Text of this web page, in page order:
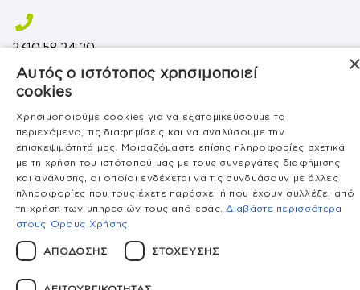
2310.58.24.20
ΕΥΡΩΓΛΩΣΣΕΣ Euroschool © 2026 - All rights
reserved |
Made with
Αυτός ο ιστότοπος χρησιμοποιεί
cookies
Χρησιμοποιούμε cookies για να εξατομικεύσουμε το
περιεχόμενο, τις διαφημίσεις και να αναλύσουμε την
επισκεψιμότητά μας. Μοιραζόμαστε επίσης πληροφορίες σχετικά
με τη χρήση του ιστότοπού μας με τους συνεργάτες διαφήμισης
και ανάλυσης, οι οποίοι ενδέχεται να τις συνδυάσουν με άλλες
πληροφορίες που τους έχετε παράσχει ή που έχουν συλλέξει από
τη χρήση των υπηρεσιών τους από εσάς. Διαβάστε περισσότερα
στους Όρους Χρήσης
ΑΠΌΔΟΣΗΣ ΣΤΌΧΕΥΣΗΣ